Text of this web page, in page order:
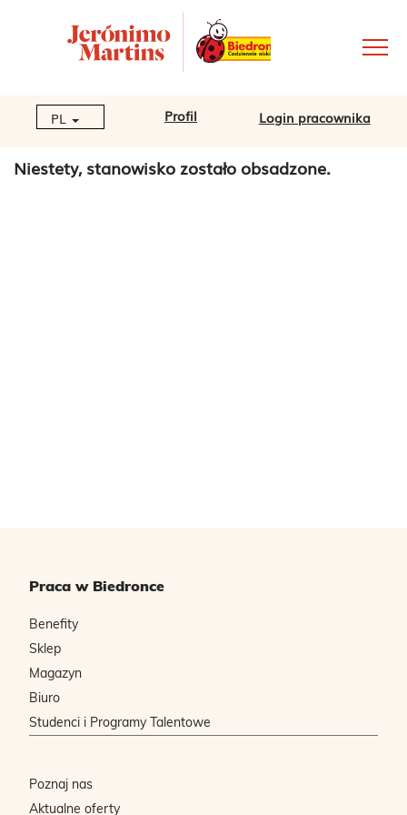
PL Profil Login pracownika
Niestety, stanowisko zostało obsadzone.
Praca w Biedronce
Benefity
Sklep
Magazyn
Biuro
Studenci i Programy Talentowe
Poznaj nas
Aktualne oferty